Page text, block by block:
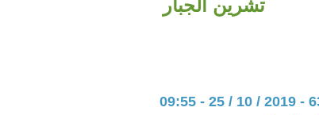
تشرين الجبار